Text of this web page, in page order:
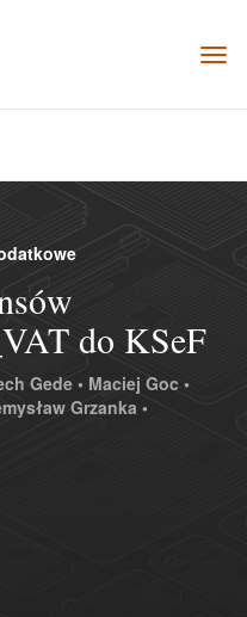
do KSeF
Gede • Maciej Goc •
Grzanka •